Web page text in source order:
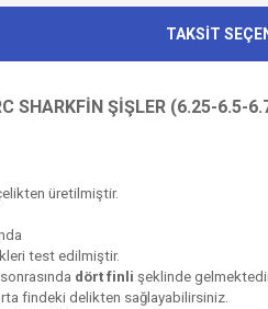
TAKSİT
SHARKFİN ŞİŞLER (6.25-6.5-
üretilmiştir.
test edilmiştir.
dört finli şeklinde
findeki delikten sağlayabilirsiniz.